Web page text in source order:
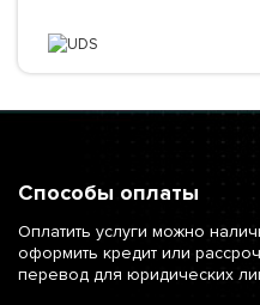
Способы оплаты
Оплатить услуги можно
оформить кредит или
перевод для юридических